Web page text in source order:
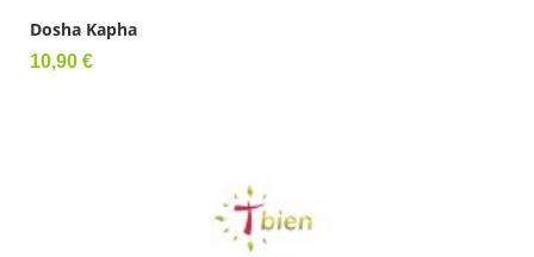
Dosha Kapha
Prix
10,90 €